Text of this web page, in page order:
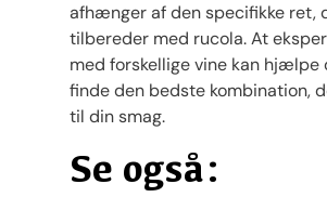
afhænger af den specifikke ret,
tilbereder med rucola. At
med forskellige vine kan hjælpe
finde den bedste kombination,
til din smag.
Se også: